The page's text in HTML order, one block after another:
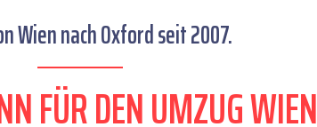
Wien nach Oxford seit 2007.
FÜR DEN UMZUG WIEN